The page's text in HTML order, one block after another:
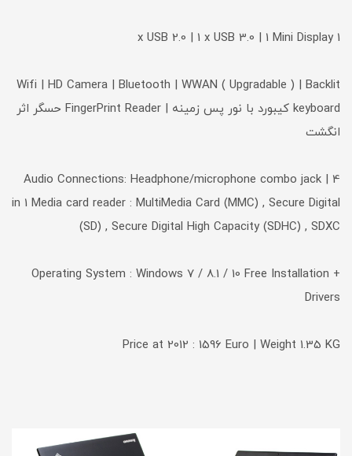
1 x USB 2.0 | 1 x USB 3.0 | 1 Mini Display
Wifi | HD Camera | Bluetooth | WWAN ( Upgradable ) | Backlit
keyboard کیبورد با نور پس زمینه | FingerPrint Reader حسگر اثر
انگشت
Audio Connections: Headphone/microphone combo jack | 4
in 1 Media card reader : MultiMedia Card (MMC) , Secure Digital
(SD) , Secure Digital High Capacity (SDHC) , SDXC
Operating System : Windows 7 / 8.1 / 10 Free Installation +
Drivers
Price at 2012 : 1596 Euro | Weight 1.35 KG